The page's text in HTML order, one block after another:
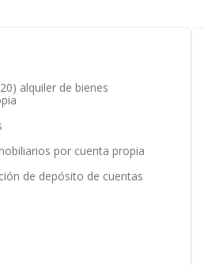
alquiler de bienes
por cuenta propia
de depósito de cuentas